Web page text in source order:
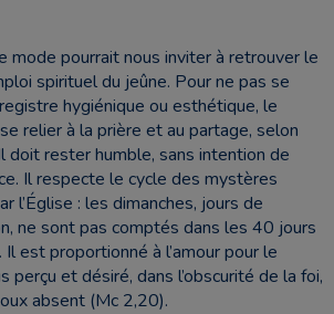
mode pourrait nous inviter à retrouver le
spirituel du jeûne. Pour ne pas se
hygiénique ou esthétique, le
relier à la prière et au partage, selon
doit rester humble, sans intention de
Il respecte le cycle des mystères
l’Église : les dimanches, jours de
ne sont pas comptés dans les 40 jours
Il est proportionné à l’amour pour le
perçu et désiré, dans l’obscurité de la foi,
absent (Mc 2,20).